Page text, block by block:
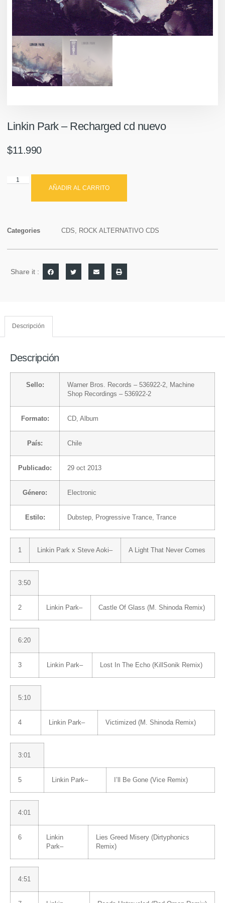
Linkin Park – Recharged cd nuevo
$11.990
AÑADIR AL CARRITO
Categories CDS ROCK ALTERNATIVO CDS
Share it :
Descripción
Descripción
Sello: Warner Bros. Records – 536922-2,
Machine
Shop Recordings – 536922-2
Formato: CD , Album
País: Chile
Publicado: 29 oct 2013
Género: Electronic
Estilo: Dubstep Progressive Trance Trance
1 Linkin Park x Steve Aoki– A Light That Never Comes
3:50
2 Linkin Park– Castle Of Glass (M. Shinoda Remix)
6:20
3 Linkin Park– Lost In The Echo (KillSonik Remix)
5:10
4 Linkin Park– Victimized (M. Shinoda Remix)
3:01
5 Linkin Park– I’ll Be Gone (Vice Remix)
4:01
6
Linkin
Park–
Lies Greed Misery (Dirtyphonics
Remix)
4:51